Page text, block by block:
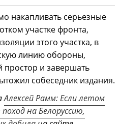
накапливать серьезные
участке фронта,
этого участка, в
линию обороны,
простор и завершать
собеседник издания.
Алексей Рамм: Если летом
на Белоруссию,